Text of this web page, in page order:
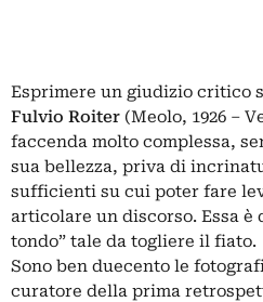
Esprimere un giudizio critico
Fulvio Roiter (Meolo, 1926 ‒
faccenda molto complessa,
sua bellezza, priva di
sufficienti su cui poter fare
articolare un discorso. Essa è
tondo” tale da togliere il fiato.
Sono ben duecento le
curatore della prima